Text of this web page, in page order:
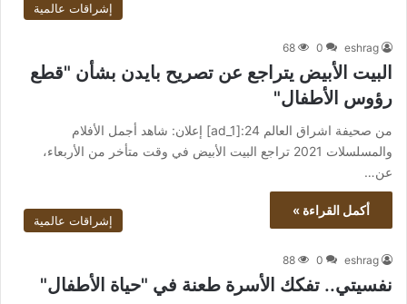
إشراقات عالمية
eshrag
0
68
البيت الأبيض يتراجع عن تصريح بايدن بشأن "قطع
رؤوس الأطفال"
من صحيفة اشراق العالم 24:[ad_1] إعلان: شاهد أجمل الأفلام
والمسلسلات 2021 تراجع البيت الأبيض في وقت متأخر من الأربعاء،
عن…
أكمل القراءة »
إشراقات عالمية
eshrag
0
88
نفسيتي.. تفكك الأسرة طعنة في "حياة الأطفال"